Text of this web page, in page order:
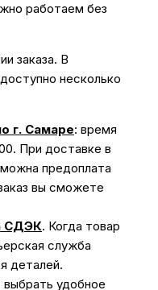
работаем без
заказа. В
несколько
г. Самаре: время
При доставке в
предоплата
вы сможете
СДЭК. Когда товар
служба
деталей.
удобное